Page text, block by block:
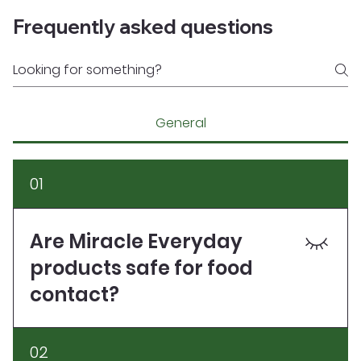
Frequently asked questions
General
01
Are Miracle Everyday
products safe for food
contact?
Yes ✅. All our L-Series formulations are organic,
02